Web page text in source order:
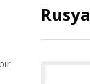
Rusya